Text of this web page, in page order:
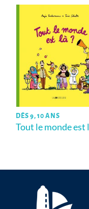
DÈS 9, 10 ANS
Tout le monde est